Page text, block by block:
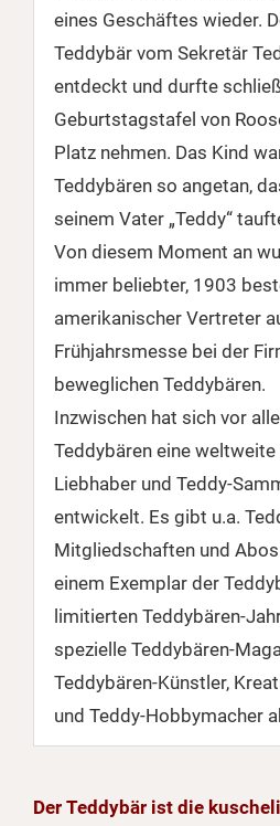
eines Geschäftes wieder.
Teddybär vom Sekretär
entdeckt und durfte
Geburtstagstafel von
Platz nehmen. Das Kind
Teddybären so angetan,
seinem Vater „Teddy“
Von diesem Moment an
immer beliebter, 1903
amerikanischer Vertreter
Frühjahrsmesse bei der
beweglichen Teddybären.
Inzwischen hat sich vor
Teddybären eine weltweite
Liebhaber und Teddy-
entwickelt. Es gibt u.a.
Mitgliedschaften und
einem Exemplar der
limitierten Teddybären-
spezielle Teddybären-
Teddybären-Künstler,
und Teddy-Hobbymacher
Der Teddybär ist die